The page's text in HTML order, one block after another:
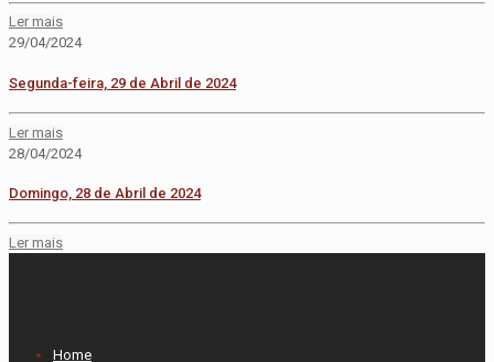
Ler mais
29/04/2024
Segunda-feira, 29 de Abril de 2024
Ler mais
28/04/2024
Domingo, 28 de Abril de 2024
Ler mais
Home